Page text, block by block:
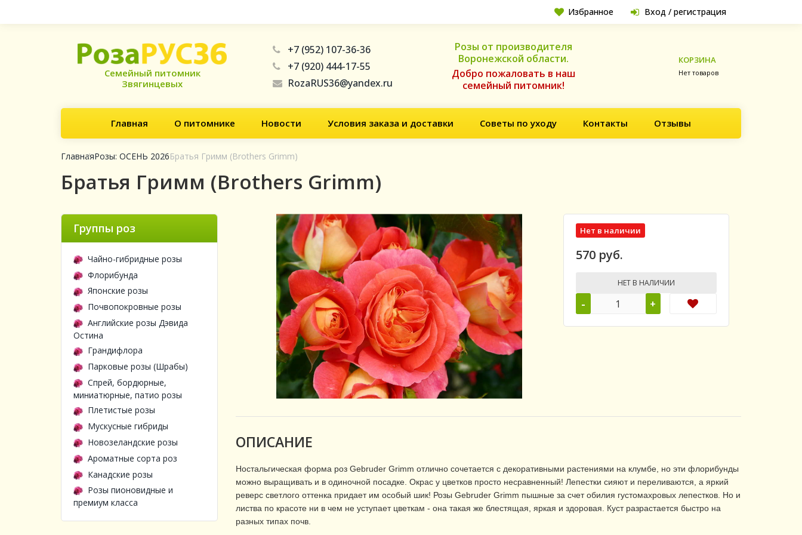
Избранное Вход / регистрация
Семейный питомник
Звягинцевых
+7 (952) 107-36-36
+7 (920) 444-17-55
RozaRUS36@yandex.ru
Розы от производителя
Воронежской области.
Добро пожаловать в наш
семейный питомник!
КОРЗИНА
Нет товаров
Главная О питомнике Новости Условия заказа и доставки Советы по уходу Контакты Отзывы
ГлавнаяРозы: ОСЕНЬ 2026Братья Гримм (Brothers Grimm)
Братья Гримм (Brothers Grimm)
Нет в наличии
570 руб.
НЕТ В НАЛИЧИИ
- +
ОПИСАНИЕ
Ностальгическая форма роз Gebruder Grimm отлично сочетается с декоративными растениями на клумбе, но эти флорибунды
можно выращивать и в одиночной посадке. Окрас у цветков просто несравненный! Лепестки сияют и переливаются, а яркий
реверс светлого оттенка придает им особый шик! Розы Gebruder Grimm пышные за счет обилия густомахровых лепестков. Но и
листва по красоте ни в чем не уступает цветкам - она такая же блестящая, яркая и здоровая. Куст разрастается быстро на
разных типах почв.
Группы роз
Чайно-гибридные розы
Флорибунда
Японские розы
Почвопокровные розы
Английские розы Дэвида
Остина
Грандифлора
Парковые розы (Шрабы)
Спрей, бордюрные,
миниатюрные, патио розы
Плетистые розы
Мускусные гибриды
Новозеландские розы
Ароматные сорта роз
Канадские розы
Розы пионовидные и
премиум класса